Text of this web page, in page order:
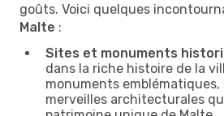
goûts. Voici quelques
Malte :
Sites et monuments
dans la riche histoire de la
monuments emblématiques,
merveilles architecturales